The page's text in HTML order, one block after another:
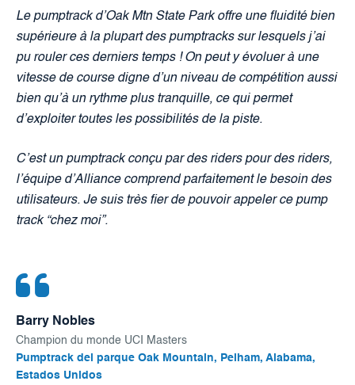
Barry Nobles
Champion du monde UCI Masters
Pumptrack del parque Oak Mountain, Pelham, Alabama,
Estados Unidos
Le pumptrack d’Oak Mtn State Park offre une fluidité bien
supérieure à la plupart des pumptracks sur lesquels j’ai
pu ​rouler ces derniers temps ! On peut y ​​évoluer à une
vitesse de course digne d’un niveau de​ compétition​ aussi
bien qu’à un rythme plus tranquille, ce qui permet
d’exploiter toutes les possibilités de la piste.
C’est un pumptrack conçu par des riders pour des riders,
l’équipe d’Alliance comprend parfaitement le besoin des
utilisateurs. Je suis très fier de pouvoir appeler ce pump
track “chez moi”.